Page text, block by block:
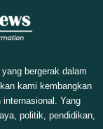
bergerak dalam
kami kembangkan
Yang
politik, pendidikan,